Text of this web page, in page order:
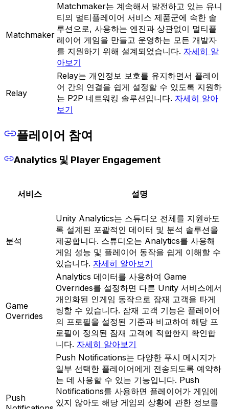
Matchmaker
Matchmaker는 계속해서 발전하고 있는 유니
티의 멀티플레이어 서비스 제품군에 속한 솔
루션으로, 사용하는 엔진과 상관없이 멀티플
레이어 게임을 만들고 운영하는 모든 개발자
를 지원하기 위해 설계되었습니다. 자세히 알
아보기
Relay
Relay는 개인정보 보호를 유지하면서 플레이
어 간의 연결을 쉽게 설정할 수 있도록 지원하
는 P2P 네트워킹 솔루션입니다. 자세히 알아
보기
플레이어 참여
Analytics 및 Player Engagement
서비스 설명
분석
Unity Analytics는 스튜디오 전체를 지원하도
록 설계된 포괄적인 데이터 및 분석 솔루션을
제공합니다. 스튜디오는 Analytics를 사용해
게임 성능 및 플레이어 동작을 쉽게 이해할 수
있습니다. 자세히 알아보기
Game
Overrides
Analytics 데이터를 사용하여 Game
Overrides를 설정하면 다른 Unity 서비스에서
개인화된 인게임 동작으로 잠재 고객을 타게
팅할 수 있습니다. 잠재 고객 기능은 플레이어
의 프로필을 설정된 기준과 비교하여 해당 프
로필이 정의된 잠재 고객에 적합한지 확인합
니다. 자세히 알아보기
Push
Push Notifications는 다양한 푸시 메시지가
일부 선택한 플레이어에게 전송되도록 예약하
는 데 사용할 수 있는 기능입니다. Push
Notifications를 사용하면 플레이어가 게임에
있지 않아도 해당 게임의 상황에 관한 정보를